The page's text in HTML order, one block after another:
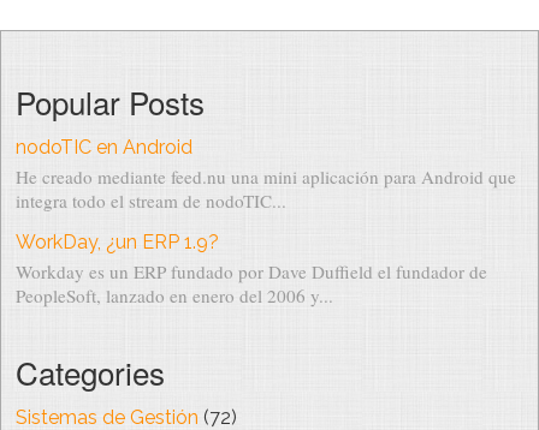
Popular Posts
nodoTIC en Android
He creado mediante feed.nu una mini aplicación para Android que
integra todo el stream de nodoTIC...
WorkDay, ¿un ERP 1.9?
Workday es un ERP fundado por Dave Duffield el fundador de
PeopleSoft, lanzado en enero del 2006 y...
Categories
Sistemas de Gestión (72)